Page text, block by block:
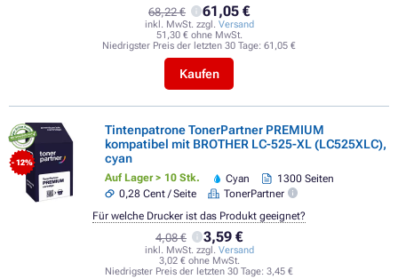
68,22 € 61,05 €
inkl. MwSt. zzgl. Versand
51,30 € ohne MwSt.
Niedrigster Preis der letzten 30 Tage: 61,05 €
Kaufen
- 12%
Tintenpatrone TonerPartner PREMIUM
kompatibel mit BROTHER LC-525-XL (LC525XLC),
cyan
Auf Lager > 10 Stk. Cyan
1300 Seiten
0,28 Cent / Seite
TonerPartner
4,08 € 3,59 €
inkl. MwSt. zzgl. Versand
3,02 € ohne MwSt.
Niedrigster Preis der letzten 30 Tage: 3,45 €
Für welche Drucker ist das Produkt geeignet?